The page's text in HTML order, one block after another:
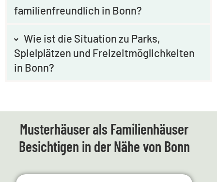
familienfreundlich in Bonn?
Wie ist die Situation zu Parks,
Spielplätzen und Freizeitmöglichkeiten
in Bonn?
Musterhäuser als Familienhäuser
Besichtigen in der Nähe von Bonn